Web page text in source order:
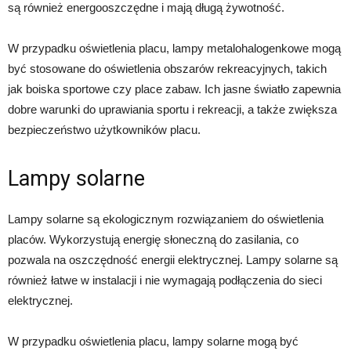
są również energooszczędne i mają długą żywotność.
W przypadku oświetlenia placu, lampy metalohalogenkowe mogą
być stosowane do oświetlenia obszarów rekreacyjnych, takich
jak boiska sportowe czy place zabaw. Ich jasne światło zapewnia
dobre warunki do uprawiania sportu i rekreacji, a także zwiększa
bezpieczeństwo użytkowników placu.
Lampy solarne
Lampy solarne są ekologicznym rozwiązaniem do oświetlenia
placów. Wykorzystują energię słoneczną do zasilania, co
pozwala na oszczędność energii elektrycznej. Lampy solarne są
również łatwe w instalacji i nie wymagają podłączenia do sieci
elektrycznej.
W przypadku oświetlenia placu, lampy solarne mogą być